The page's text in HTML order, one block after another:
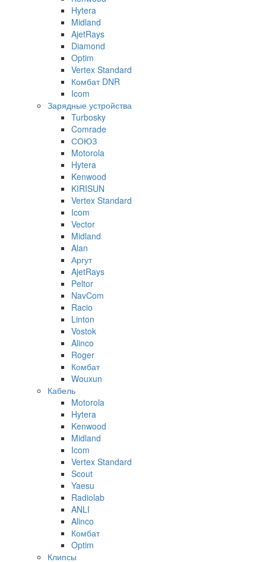
Hytera
Midland
AjetRays
Diamond
Optim
Vertex Standard
Комбат DNR
Icom
Зарядные устройства
Turbosky
Comrade
СОЮЗ
Motorola
Hytera
Kenwood
KIRISUN
Vertex Standard
Icom
Vector
Midland
Alan
Аргут
AjetRays
Peltor
NavCom
Racio
Linton
Vostok
Alinco
Roger
Комбат
Wouxun
Кабель
Motorola
Hytera
Kenwood
Midland
Icom
Vertex Standard
Scout
Yaesu
Radiolab
ANLI
Alinco
Комбат
Optim
Клипсы